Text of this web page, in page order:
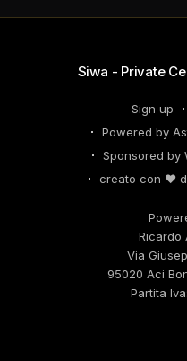
Siwa - Private
Sign up
Powered by
Sponsored by
creato con ❤️
Ricardo
Via
95020 Aci
Partita